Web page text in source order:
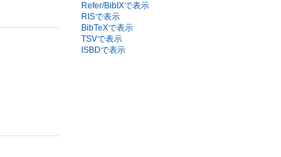
Refer/BibIXで表示
RISで表示
BibTeXで表示
TSVで表示
ISBDで表示